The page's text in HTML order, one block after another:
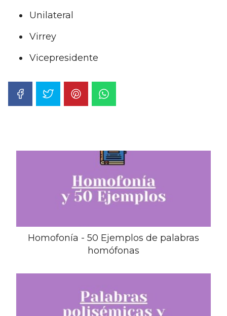
Unilateral
Virrey
Vicepresidente
Homofonía - 50 Ejemplos de palabras
homófonas